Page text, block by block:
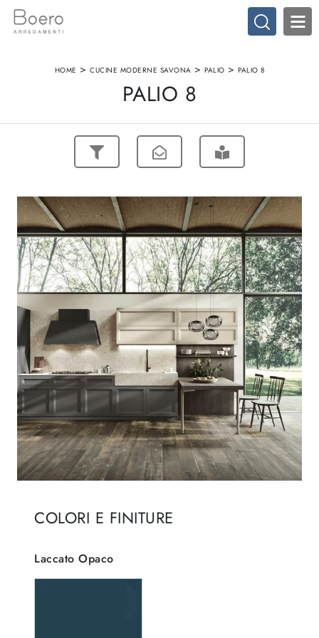
HOME > CUCINE MODERNE SAVONA > PALIO > PALIO 8
PALIO 8
COLORI E FINITURE
Laccato Opaco